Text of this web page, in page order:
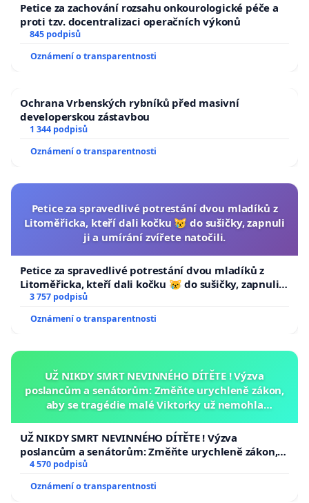
Petice za zachování rozsahu onkourologické péče a
proti tzv. docentralizaci operačních výkonů
845 podpisů
Oznámení o transparentnosti
Ochrana Vrbenských rybníků před masivní
developerskou zástavbou
1 344 podpisů
Oznámení o transparentnosti
Petice za spravedlivé potrestání dvou mladíků z
Litoměřicka, kteří dali kočku 😿 do sušičky, zapnuli
ji a umírání zvířete natočili.
Petice za spravedlivé potrestání dvou mladíků z
Litoměřicka, kteří dali kočku 😿 do sušičky, zapnuli ji
a umírání zvířete natočili.
3 757 podpisů
Oznámení o transparentnosti
UŽ NIKDY SMRT NEVINNÉHO DÍTĚTE ! Výzva
poslancům a senátorům: Změňte urychleně zákon,
aby se tragédie malé Viktorky už nemohla
UŽ NIKDY SMRT NEVINNÉHO DÍTĚTE ! Výzva
poslancům a senátorům: Změňte urychleně zákon,
aby se tragédie malé Viktorky už nemohla opakovat!
4 570 podpisů
Oznámení o transparentnosti